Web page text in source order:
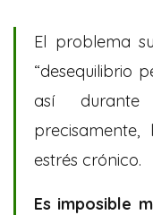
El problema
“desequilibrio
así
estrés crónico.
Es imposible